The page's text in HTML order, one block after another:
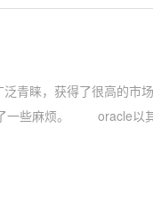
青睐，获得了很高的市
了一些麻烦。 oracle以